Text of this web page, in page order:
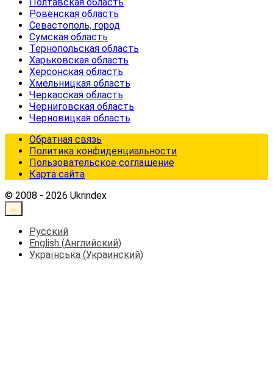
Ровенская область
Севастополь, город
Сумская область
Тернопольская область
Харьковская область
Херсонская область
Хмельницкая область
Черкасская область
Черниговская область
Черновицкая область
Обратная связь
Политика конфиденциальности
Пользовательское соглашение
Карта сайта
© 2008 - 2026 Ukrindex
Русский
English (Английский)
Українська (Украинский)